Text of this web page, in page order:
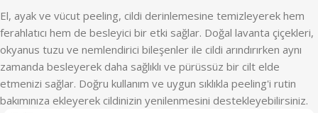
El, ayak ve vücut peeling, cildi derinlemesine temizleyerek hem
ferahlatıcı hem de besleyici bir etki sağlar. Doğal lavanta çiçekleri,
okyanus tuzu ve nemlendirici bileşenler ile cildi arındırırken aynı
zamanda besleyerek daha sağlıklı ve pürüssüz bir cilt elde
etmenizi sağlar. Doğru kullanım ve uygun sıklıkla peeling'i rutin
bakımınıza ekleyerek cildinizin yenilenmesini destekleyebilirsiniz.